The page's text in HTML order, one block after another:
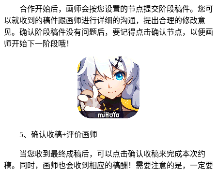
合作开始后，画师会按您设置的节点提交阶段稿件。您可
以就收到的稿件跟画师进行详细的沟通，提出合理的修改意
见。确认阶段稿件没有问题后，要记得点击确认节点，以便画
师开始下一阶段哦！
5、确认收稿+评价画师
当您收到最终成稿后，可以点击确认收稿来完成本次约
稿。同时，画师也会收到相应的稿酬！需要注意的是，一定要